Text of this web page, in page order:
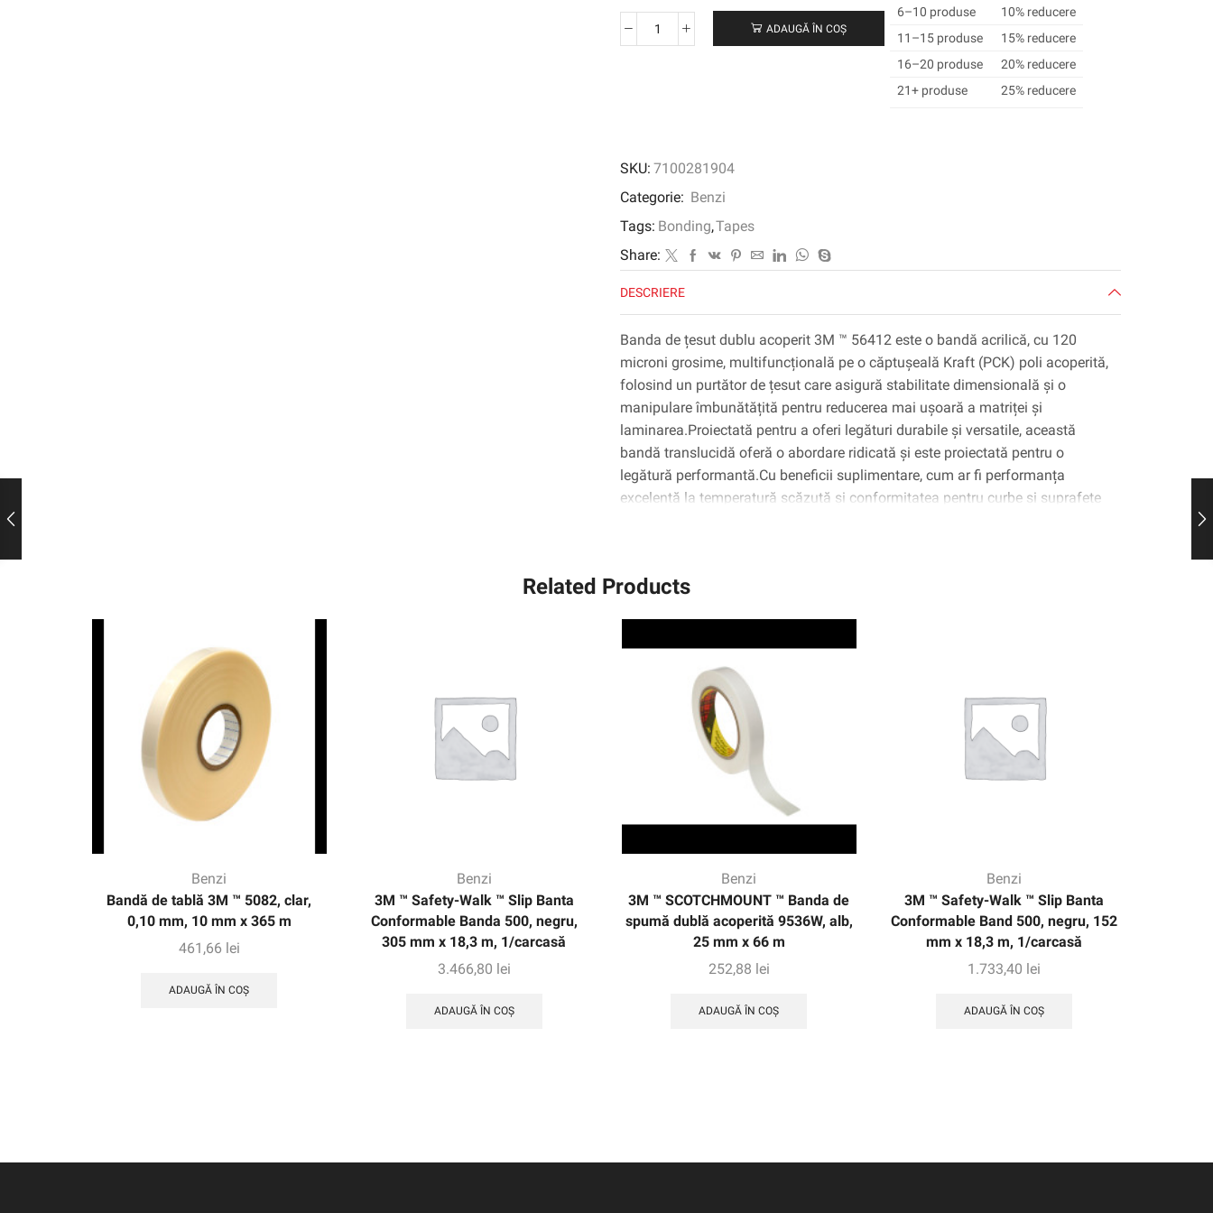
Cantitate
56412,
transparent,
mm
x
100
m
ADAUGĂ ÎN COȘ
6–10 produse
10% reducere
11–15 produse
15% reducere
16–20 produse
20% reducere
21+ produse
25% reducere
SKU: 7100281904
Categorie: Benzi
Tags: Bonding,Tapes
Share:
DESCRIERE
Banda de țesut dublu acoperit 3M ™ 56412 este o bandă acrilică, cu 120
microni grosime, multifuncțională pe o căptușeală Kraft (PCK) poli acoperită,
folosind un purtător de țesut care asigură stabilitate dimensională și o
manipulare îmbunătățită pentru reducerea mai ușoară a matriței și
laminarea.Proiectată pentru a oferi legături durabile și versatile, această
bandă translucidă oferă o abordare ridicată și este proiectată pentru o
legătură performantă.Cu beneficii suplimentare, cum ar fi performanța
excelentă la temperatură scăzută și conformitatea pentru curbe și suprafețe
Related Products
Benzi
Bandă de tablă 3M ™ 5082, clar,
0,10 mm, 10 mm x 365 m
461,66 lei
ADAUGĂ ÎN COȘ
Benzi
3M ™ Safety-Walk ™ Slip Banta
Conformable Banda 500, negru,
305 mm x 18,3 m, 1/carcasă
3.466,80 lei
ADAUGĂ ÎN COȘ
Benzi
3M ™ SCOTCHMOUNT ™ Banda de
spumă dublă acoperită 9536W, alb,
25 mm x 66 m
252,88 lei
ADAUGĂ ÎN COȘ
Benzi
3M ™ Safety-Walk ™ Slip Banta
Conformable Band 500, negru, 152
mm x 18,3 m, 1/carcasă
1.733,40 lei
ADAUGĂ ÎN COȘ